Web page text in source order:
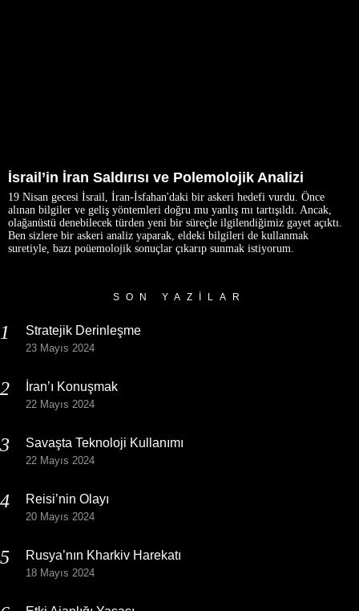
İsrail’in İran Saldırısı ve Polemolojik Analizi
19 Nisan gecesi İsrail, İran-İsfahan'daki bir askeri hedefi vurdu. Önce
alınan bilgiler ve geliş yöntemleri doğru mu yanlış mı tartışıldı. Ancak,
olağanüstü denebilecek türden yeni bir süreçle ilgilendiğimiz gayet açıktı.
Ben sizlere bir askeri analiz yaparak, eldeki bilgileri de kullanmak
suretiyle, bazı poüemolojik sonuçlar çıkarıp sunmak istiyorum.
SON YAZILAR
Stratejik Derinleşme
23 Mayıs 2024
İran’ı Konuşmak
22 Mayıs 2024
Savaşta Teknoloji Kullanımı
22 Mayıs 2024
Reisi’nin Olayı
20 Mayıs 2024
Rusya’nın Kharkiv Harekatı
18 Mayıs 2024